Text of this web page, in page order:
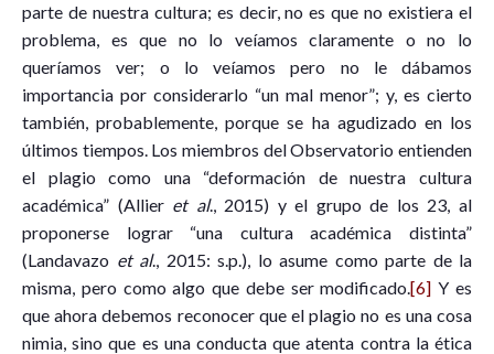
parte de nuestra cultura; es decir, no es que no existiera el
problema, es que no lo veíamos claramente o no lo
queríamos ver; o lo veíamos pero no le dábamos
importancia por considerarlo “un mal menor”; y, es cierto
también, probablemente, porque se ha agudizado en los
últimos tiempos. Los miembros del Observatorio entienden
el plagio como una “deformación de nuestra cultura
académica” (Allier et al., 2015) y el grupo de los 23, al
proponerse lograr “una cultura académica distinta”
(Landavazo et al., 2015: s.p.), lo asume como parte de la
misma, pero como algo que debe ser modificado.[6] Y es
que ahora debemos reconocer que el plagio no es una cosa
nimia, sino que es una conducta que atenta contra la ética